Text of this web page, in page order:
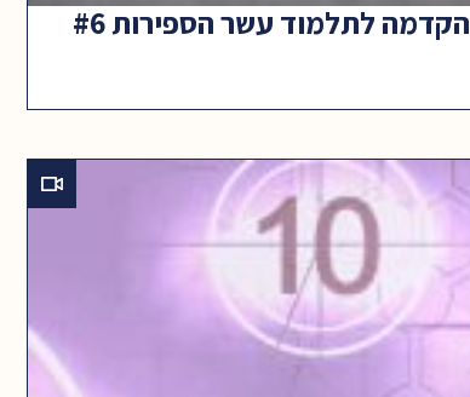
הקדמה לתלמוד עשר הספירות #6